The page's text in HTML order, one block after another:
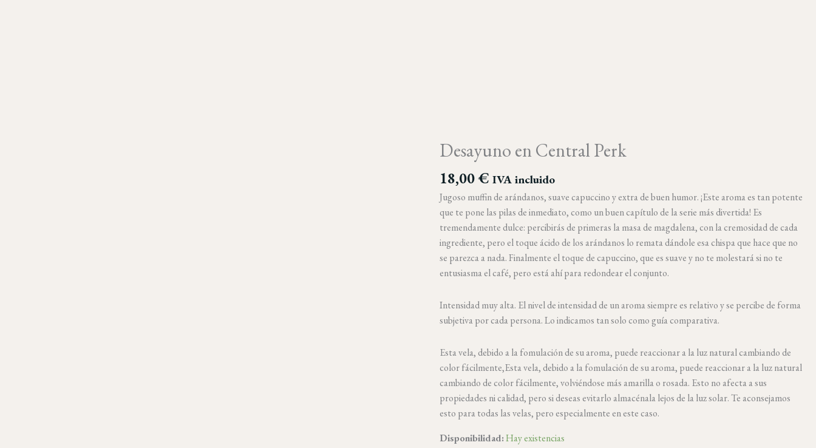
Desayuno en Central Perk
18,00€ IVA incluido
Jugoso muffin de arándanos, suave capuccino y extra de buen humor. ¡Este aroma es tan potente
que te pone las pilas de inmediato, como un buen capítulo de la serie más divertida! Es
tremendamente dulce: percibirás de primeras la masa de magdalena, con la cremosidad de cada
ingrediente, pero el toque ácido de los arándanos lo remata dándole esa chispa que hace que no
se parezca a nada. Finalmente el toque de capuccino, que es suave y no te molestará si no te
entusiasma el café, pero está ahí para redondear el conjunto.
Intensidad muy alta. El nivel de intensidad de un aroma siempre es relativo y se percibe de forma
subjetiva por cada persona. Lo indicamos tan solo como guía comparativa.
Esta vela, debido a la fomulación de su aroma, puede reaccionar a la luz natural cambiando de
color fácilmente,Esta vela, debido a la fomulación de su aroma, puede reaccionar a la luz natural
cambiando de color fácilmente, volviéndose más amarilla o rosada. Esto no afecta a sus
propiedades ni calidad, pero si deseas evitarlo almacénala lejos de la luz solar. Te aconsejamos
esto para todas las velas, pero especialmente en este caso.
Disponibilidad:Hay existencias
Desayuno
Central
Perk
cantidad